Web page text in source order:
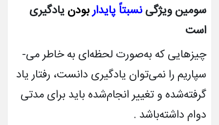
سومین ویژگینسبتاً پایداربودنیادگیری
است
چیزهایی که به‌صورت لحظه‌­ای به خاطر می‌­
سپاریم را نمی­‌توان یادگیری دانست، رفتار یاد
گرفته‌شده و تغییر انجام‌شده باید برای مدتی
دوام داشته­‌باشد .